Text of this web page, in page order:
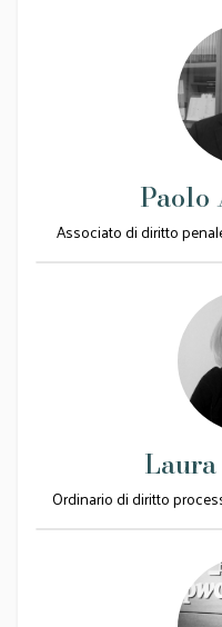
Associato di diritto
Ordinario di diritto